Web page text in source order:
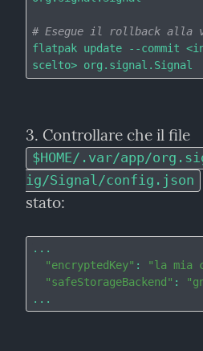
# Esegue il rollback alla
flatpak update --commit
$HOME/.var/app/
ig/Signal/config.json
stato:
...
"encryptedKey" : "la mia
"safeStorageBackend" :